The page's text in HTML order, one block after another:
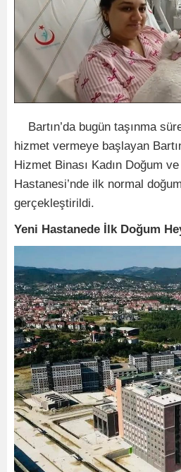
Bartın’da bugün taşınma
hizmet vermeye başlayan
Hizmet Binası Kadın Doğum
Hastanesi’nde ilk normal
gerçekleştirildi.
Yeni Hastanede İlk Doğum